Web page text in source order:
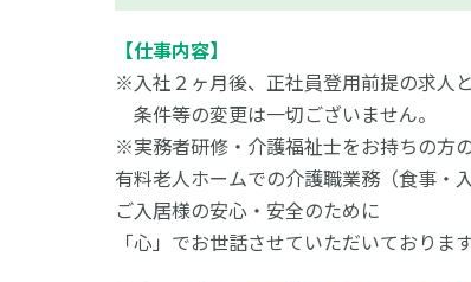
【仕事内容】
※入社２ヶ月後、正社員登用前提の求人と
条件等の変更は一切ございません。
※実務者研修・介護福祉士をお持ちの方の
有料老人ホームでの介護職業務（食事・
ご入居様の安心・安全のために
「心」でお世話させていただいております